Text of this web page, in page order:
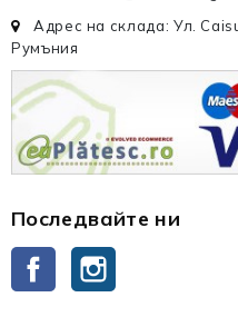
Адрес на склада: Ул.
Румъния
Последвайте ни
Facebook